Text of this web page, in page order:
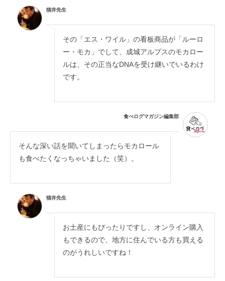
猫井先生
その「エス・ワイル」の看板商品が「ルーロ
ー・モカ」でして、成城アルプスのモカロー
ルは、その正当なDNAを受け継いでいるわけ
です。
食べログマガジン編集部
そんな深い話を聞いてしまったらモカロール
も食べたくなっちゃいました（笑）。
猫井先生
お土産にもぴったりですし、オンライン購入
もできるので、地方に住んでいる方も買える
のがうれしいですね！